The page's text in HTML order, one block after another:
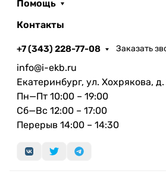
Помощь
Контакты
+7 (343) 228-77-08 Заказать
info@i-ekb.ru
Екатеринбург, ул. Хохрякова,
Пн—Пт 10:00 – 19:00
Сб—Вс 12:00 – 17:00
Перерыв 14:00 – 14:30